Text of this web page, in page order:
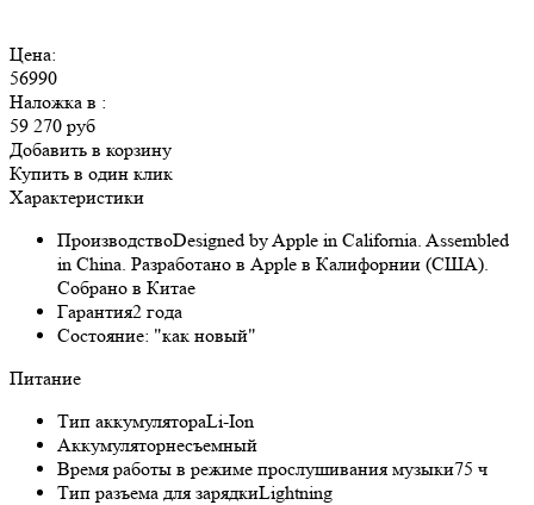
Цена:
56990
Наложка в :
59 270 руб
Добавить в корзину
Купить в один клик
Характеристики
ПроизводствоDesigned by Apple in California. Assembled
in China. Разработано в Apple в Калифорнии (США).
Собрано в Китае
Гарантия2 года
Состояние: "как новый"
Питание
Тип аккумулятораLi-Ion
Аккумуляторнесъемный
Время работы в режиме прослушивания музыки75 ч
Тип разъема для зарядкиLightning